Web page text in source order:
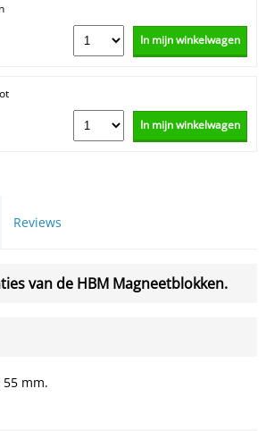
In mijn winkelwagen
In mijn winkelwagen
Reviews
van de HBM Magneetblokken.
mm.